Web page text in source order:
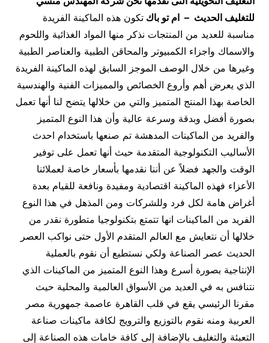
للتغليف الحديث – ام تو باك تكون هذه الماكينة الفريدة
مناسبة للعديد من المنتجات نذكر منها المواد الغذائية واللحوم
والاسماك واجزاء الكمبيوتر والمحاقن الطبية والعناصر الطبية
وغيرها من خلال الوصف الموجز السابق لهذه الماكينة الفريدة
الذي يعرض أهم وأروع الخصائص والمميزات الفنية والهندسية
الخاصة بهذا المنتج المتميز والتي من خلالها يتضح لنا أنها تعمل
بصورة أفضل وبدقة وسرعة عالية وأن هذا النوع المتميز
والفريد من الماكينات المدهشة تم صنعها باستخدام احدث
الأساليب التكنولوجية المتقدمة حيث أنها تعمل على توفير
الوقت والجهد فضلاً عن أننا نقدمها بأسعار خاصة لعملائنا
الأعزاء فهذه الماكينة اقتصادية ومفيدة ونافعة للقيام بعدة
أغراض هامة لكل فرد وللشركات ومن المذهل في هذا النوع
الفريد من الماكينات انها تتمتع بتكنولوجيا متطورة نقدر من
خلالها أن نتعايش مع العالم المتقدم الأول حتى نواكب العصر
الحديث عصر الصناعة ولكي نستطيع أن نقوم بالعملية
الإنتاجية بصورة أسرع وهذا النوع المتميز من الماكينات الذي
نتنافس به في العديد من الأسواق العالمية والمحلية حيث
مقرنا الرئيسي يقع في قلب القاهرة عاصمة جمهورية مصر
العربية ومنه نقوم بالتوزيع والترويج لكافة ماكينات صناعة
التعبئة والتغليف بالإضافة إلى كافة خامات هذه الصناعة إلى